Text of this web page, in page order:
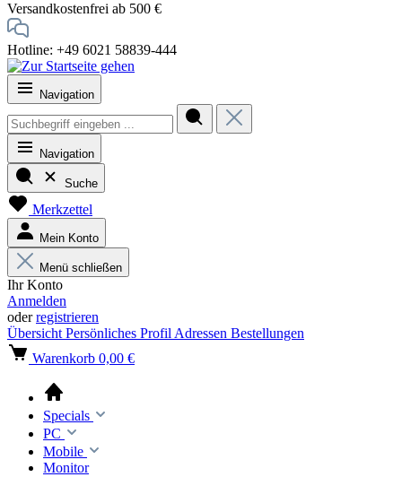
Versandkostenfrei ab 500 €
Hotline: +49 6021 58839-444
Navigation
Navigation
Suche
Merkzettel
Mein Konto
Menü schließen
Ihr Konto
Anmelden
oderregistrieren
Übersicht Persönliches Profil Adressen Bestellungen
Warenkorb 0,00 €
Specials
PC
Mobile
Monitor